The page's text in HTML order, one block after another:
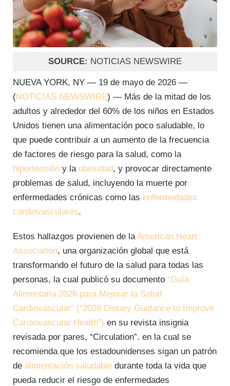
SOURCE: NOTICIAS NEWSWIRE
NUEVA YORK, NY — 19 de mayo de 2026 —
(NOTICIAS NEWSWIRE) — Más de la mitad de los
adultos y alrededor del 60% de los niños en Estados
Unidos tienen una alimentación poco saludable, lo
que puede contribuir a un aumento de la frecuencia
de factores de riesgo para la salud, como la
hipertensión y la obesidad, y provocar directamente
problemas de salud, incluyendo la muerte por
enfermedades crónicas como las enfermedades
cardiovasculares.
Estos hallazgos provienen de laAmerican Heart
Association, una organización global que está
transformando el futuro de la salud para todas las
personas, la cual publicó su documento “Guía
Alimentaria 2026 para Mejorar la Salud
Cardiovascular” (“2026 Dietary Guidance to Improve
Cardiovascular Health”) en su revista insignia
revisada por pares, “Circulation”. en la cual se
recomienda que los estadounidenses sigan un patrón
de alimentación saludable durante toda la vida que
pueda reducir el riesgo de enfermedades